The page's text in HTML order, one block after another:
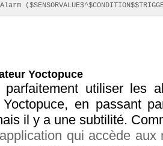
Yoctopuce
parfaitement utiliser les
en passant
il y a une subtilité.
qui accède aux